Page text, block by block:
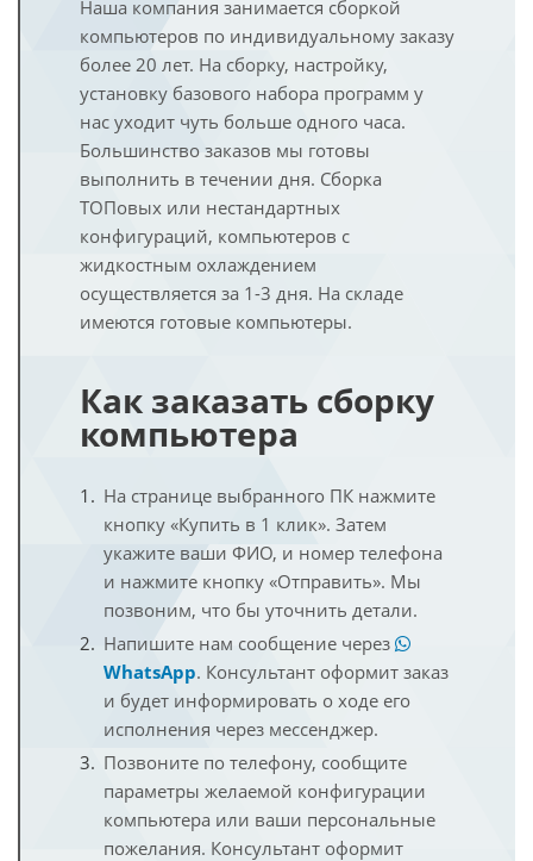
Наша компания занимается сборкой
компьютеров по индивидуальному заказу
более 20 лет. На сборку, настройку,
установку базового набора программ у
нас уходит чуть больше одного часа.
Большинство заказов мы готовы
выполнить в течении дня. Сборка
ТОПовых или нестандартных
конфигураций, компьютеров с
жидкостным охлаждением
осуществляется за 1-3 дня. На складе
имеются готовые компьютеры.
Как заказать сборку
компьютера
На странице выбранного ПК нажмите
кнопку «Купить в 1 клик». Затем
укажите ваши ФИО, и номер телефона
и нажмите кнопку «Отправить». Мы
позвоним, что бы уточнить детали.
Напишите нам сообщение через
WhatsApp. Консультант оформит заказ
и будет информировать о ходе его
исполнения через мессенджер.
Позвоните по телефону, сообщите
параметры желаемой конфигурации
компьютера или ваши персональные
пожелания. Консультант оформит